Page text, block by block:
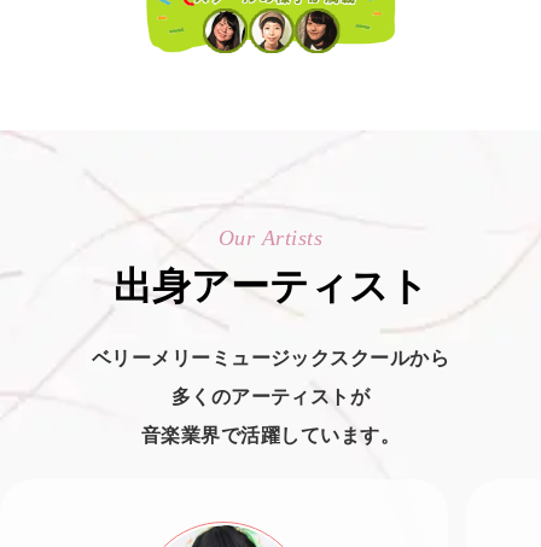
Our Artists
出身アーティスト
ベリーメリーミュージックスクールから
多くのアーティストが
音楽業界で活躍しています。